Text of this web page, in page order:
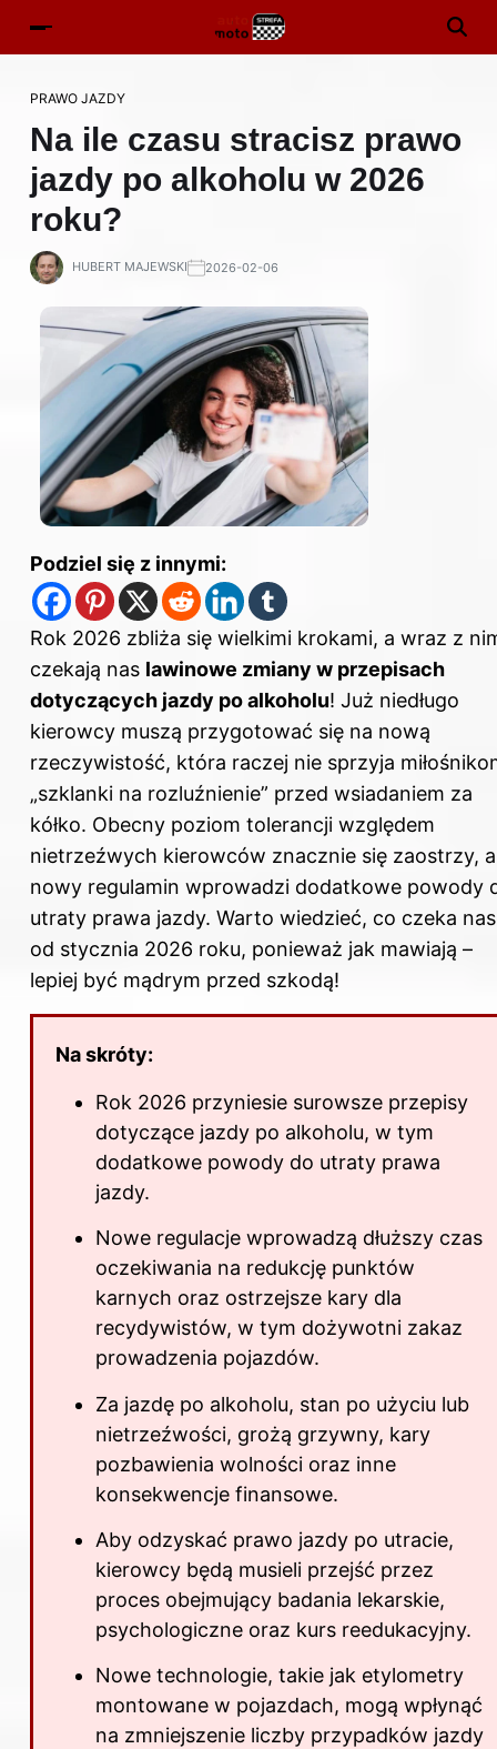
PRAWO JAZDY
Na ile czasu stracisz prawo
jazdy po alkoholu w 2026
roku?
HUBERT MAJEWSKI 2026-02-06
Podziel się z innymi:
Rok 2026 zbliża się wielkimi krokami, a wraz z
czekają nas lawinowe zmiany w przepisach
dotyczących jazdy po alkoholu! Już niedługo
kierowcy muszą przygotować się na nową
rzeczywistość, która raczej nie sprzyja
„szklanki na rozluźnienie” przed wsiadaniem za
kółko. Obecny poziom tolerancji względem
nietrzeźwych kierowców znacznie się zaostrzy, a
nowy regulamin wprowadzi dodatkowe powody
utraty prawa jazdy. Warto wiedzieć, co czeka nas
od stycznia 2026 roku, ponieważ jak mawiają –
lepiej być mądrym przed szkodą!
Na skróty:
Rok 2026 przyniesie surowsze przepisy
dotyczące jazdy po alkoholu, w tym
dodatkowe powody do utraty prawa
jazdy.
Nowe regulacje wprowadzą dłuższy czas
oczekiwania na redukcję punktów
karnych oraz ostrzejsze kary dla
recydywistów, w tym dożywotni zakaz
prowadzenia pojazdów.
Za jazdę po alkoholu, stan po użyciu lub
nietrzeźwości, grożą grzywny, kary
pozbawienia wolności oraz inne
konsekwencje finansowe.
Aby odzyskać prawo jazdy po utracie,
kierowcy będą musieli przejść przez
proces obejmujący badania lekarskie,
psychologiczne oraz kurs reedukacyjny.
Nowe technologie, takie jak etylometry
montowane w pojazdach, mogą wpłynąć
na zmniejszenie liczby przypadków jazdy